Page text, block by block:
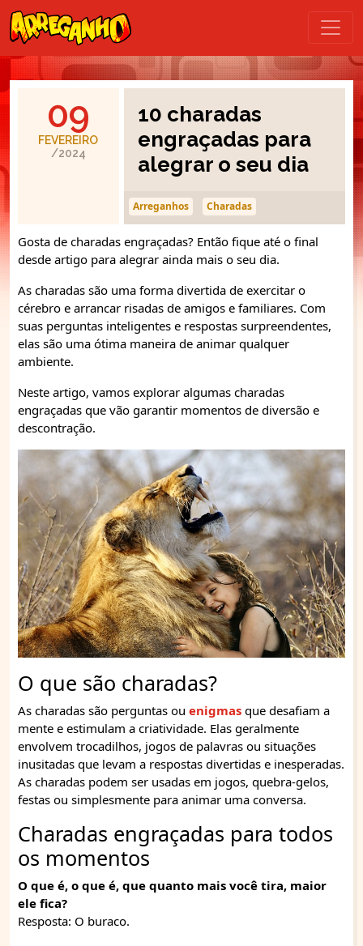
09
FEVEREIRO
/2024
10 charadas
engraçadas para
alegrar o seu dia
Arreganhos Charadas
Gosta de charadas engraçadas? Então fique até o final
desde artigo para alegrar ainda mais o seu dia.
As charadas são uma forma divertida de exercitar o
cérebro e arrancar risadas de amigos e familiares. Com
suas perguntas inteligentes e respostas surpreendentes,
elas são uma ótima maneira de animar qualquer
ambiente.
Neste artigo, vamos explorar algumas charadas
engraçadas que vão garantir momentos de diversão e
descontração.
O que são charadas?
As charadas são perguntas ou enigmas que desafiam a
mente e estimulam a criatividade. Elas geralmente
envolvem trocadilhos, jogos de palavras ou situações
inusitadas que levam a respostas divertidas e inesperadas.
As charadas podem ser usadas em jogos, quebra-gelos,
festas ou simplesmente para animar uma conversa.
Charadas engraçadas para todos
os momentos
O que é, o que é, que quanto mais você tira, maior
ele fica?
Resposta: O buraco.